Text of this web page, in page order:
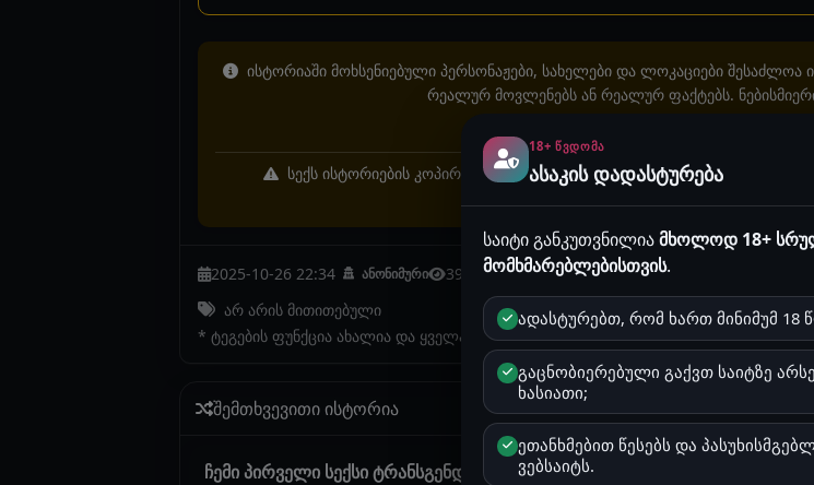
ისტორიაში მოხსენიებული პერსონაჟები, სახელები და ლოკაციები
რეალურ მოვლენებს ან რეალურ ფაქტებს.
სექს ისტორიების კოპირება ან საჯარო სივრცეში განთავსება,
2025-10-26 22:34 ანონიმური 3928 2 წუთი
შეზღუდული ისტორიები
არ არის მითითებული
* ტეგების ფუნქცია ახალია და ყველა ისტორიაზე ჯერ არ არის დამატებული.
შემთხვევითი ისტორია
ჩემი პირველი სექსი ტრანსგენდერთან...
18+ ᲬᲕᲓᲝᲛᲐ
ასაკის დადასტურება
საიტი განკუთვნილიამხოლოდ 18+
მომხმარებლებისთვის.
ადასტურებთ, რომ ხართ მინიმუმ 18
გაცნობიერებული გაქვთ საიტზე
ხასიათი;
ეთანხმებით წესებს და
ვებსაიტს.